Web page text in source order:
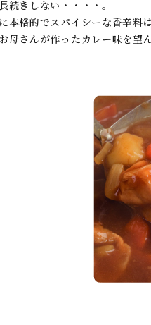
続きしない・・・・。
本格的でスパイシーな香辛料
母さんが作ったカレー味を望